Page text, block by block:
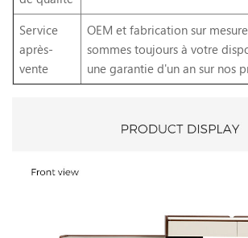
Service
après-
vente
OEM et fabrication sur
sommes toujours à votre
une garantie d'un an sur nos